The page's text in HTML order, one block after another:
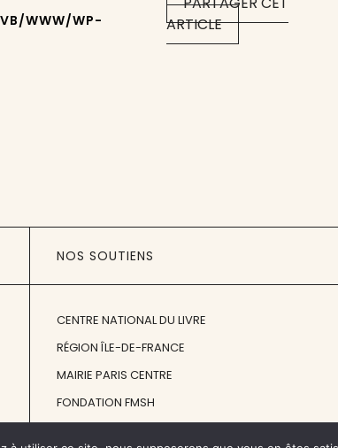
ARTICLE
WWW/WP-
NOS SOUTIENS
CENTRE NATIONAL DU LIVRE
RÉGION ÎLE-DE-FRANCE
MAIRIE PARIS CENTRE
FONDATION FMSH